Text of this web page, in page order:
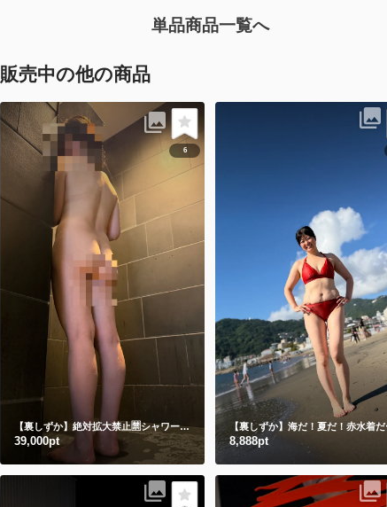
単品商品一覧へ
販売中の他の商品
6
【裏しずか】絶対拡大禁止🈲シャワー動画🎥 立ちシャワーと床座りシャワー🫣
39,000pt 8,888pt